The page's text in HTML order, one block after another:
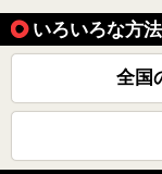
いろいろな方
全国